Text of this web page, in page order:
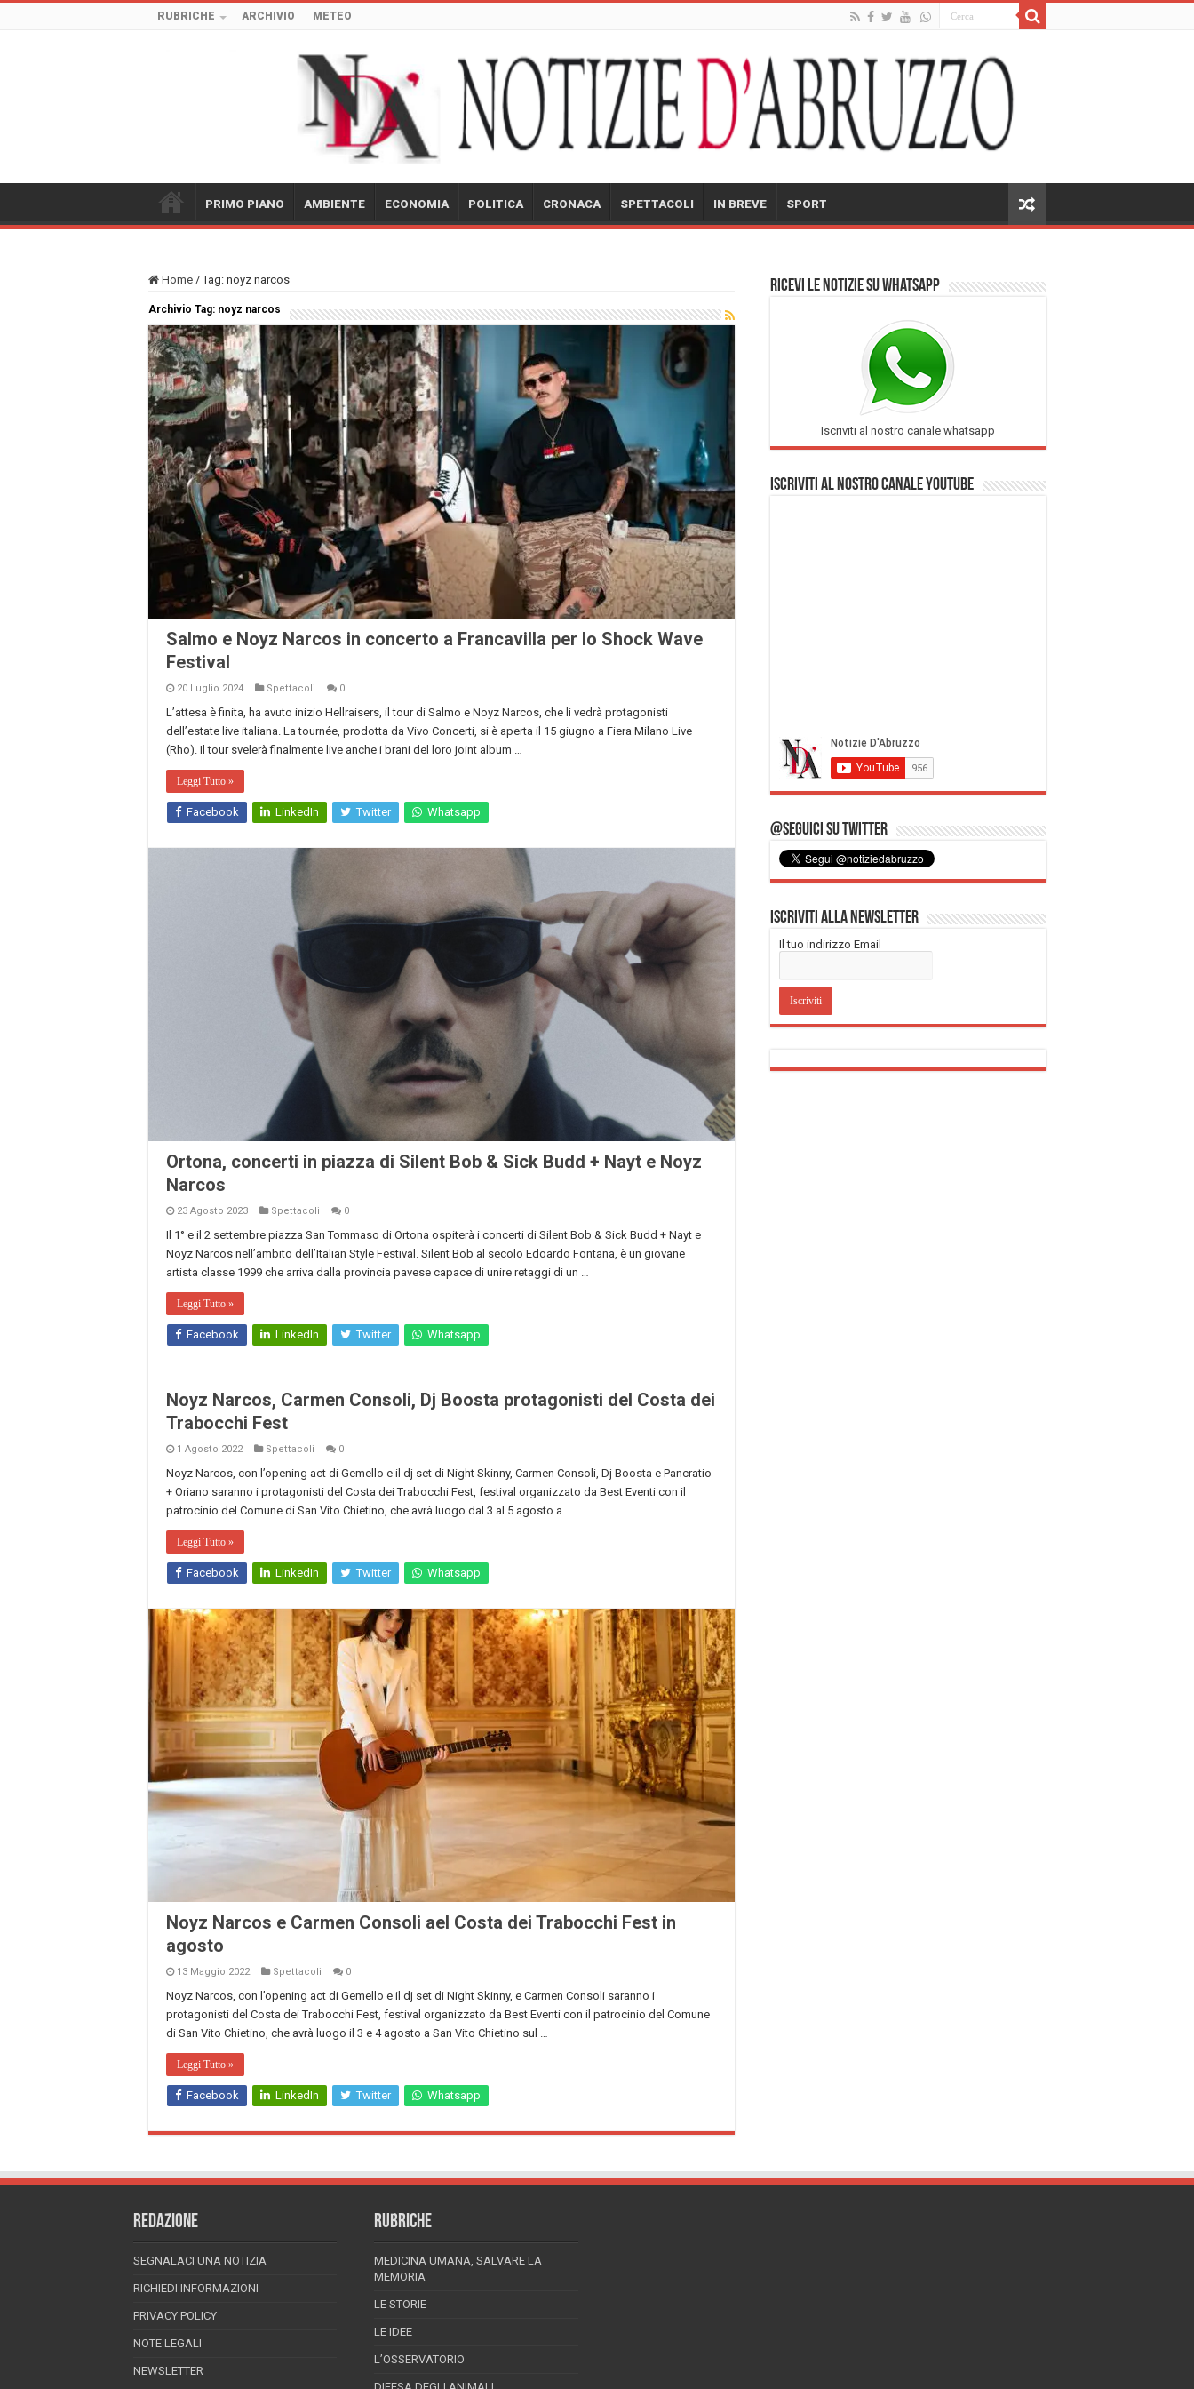
RUBRICHE ARCHIVIO METEO
PRIMO PIANO AMBIENTE ECONOMIA POLITICA CRONACA SPETTACOLI IN BREVE SPORT
Home / Tag: noyz narcos
Archivio Tag: noyz narcos
Salmo e Noyz Narcos in concerto a Francavilla per lo Shock Wave
Festival
20 Luglio 2024 Spettacoli 0
L’attesa è finita, ha avuto inizio Hellraisers, il tour di Salmo e Noyz Narcos, che li vedrà protagonisti
dell’estate live italiana. La tournée, prodotta da Vivo Concerti, si è aperta il 15 giugno a Fiera Milano Live
(Rho). Il tour svelerà finalmente live anche i brani del loro joint album …
Leggi Tutto »
Facebook LinkedIn Twitter Whatsapp
Ortona, concerti in piazza di Silent Bob & Sick Budd + Nayt e Noyz
Narcos
23 Agosto 2023 Spettacoli 0
Il 1° e il 2 settembre piazza San Tommaso di Ortona ospiterà i concerti di Silent Bob & Sick Budd + Nayt e
Noyz Narcos nell’ambito dell’Italian Style Festival. Silent Bob al secolo Edoardo Fontana, è un giovane
artista classe 1999 che arriva dalla provincia pavese capace di unire retaggi di un …
Leggi Tutto »
Facebook LinkedIn Twitter Whatsapp
Noyz Narcos, Carmen Consoli, Dj Boosta protagonisti del Costa dei
Trabocchi Fest
1 Agosto 2022 Spettacoli 0
Noyz Narcos, con l’opening act di Gemello e il dj set di Night Skinny, Carmen Consoli, Dj Boosta e Pancratio
+ Oriano saranno i protagonisti del Costa dei Trabocchi Fest, festival organizzato da Best Eventi con il
patrocinio del Comune di San Vito Chietino, che avrà luogo dal 3 al 5 agosto a …
Leggi Tutto »
Facebook LinkedIn Twitter Whatsapp
Noyz Narcos e Carmen Consoli ael Costa dei Trabocchi Fest in
agosto
13 Maggio 2022 Spettacoli 0
Noyz Narcos, con l’opening act di Gemello e il dj set di Night Skinny, e Carmen Consoli saranno i
protagonisti del Costa dei Trabocchi Fest, festival organizzato da Best Eventi con il patrocinio del Comune
di San Vito Chietino, che avrà luogo il 3 e 4 agosto a San Vito Chietino sul …
Leggi Tutto »
Facebook LinkedIn Twitter Whatsapp
Ricevi le notizie su Whatsapp
Iscriviti al nostro canale whatsapp
Iscriviti al nostro Canale Youtube
@Seguici su Twitter
Iscriviti alla Newsletter
Il tuo indirizzo Email
REDAZIONE
SEGNALACI UNA NOTIZIA
RICHIEDI INFORMAZIONI
PRIVACY POLICY
NOTE LEGALI
NEWSLETTER
RUBRICHE
MEDICINA UMANA, SALVARE LA
MEMORIA
LE STORIE
LE IDEE
L’OSSERVATORIO